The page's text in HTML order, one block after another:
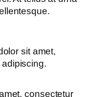
sit amet,
consectetur